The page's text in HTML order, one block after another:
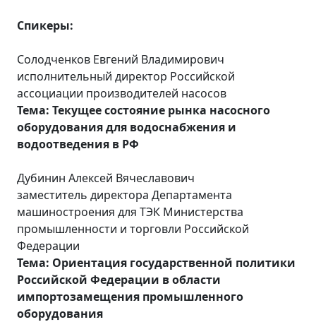
Спикеры:
Солодченков Евгений Владимирович
исполнительный директор Российской
ассоциации производителей насосов
Тема: Текущее состояние рынка насосного
оборудования для водоснабжения и
водоотведения в РФ
Дубинин Алексей Вячеславович
заместитель директора Департамента
машиностроения для ТЭК Министерства
промышленности и торговли Российской
Федерации
Тема: Ориентация государственной политики
Российской Федерации в области
импортозамещения промышленного
оборудования